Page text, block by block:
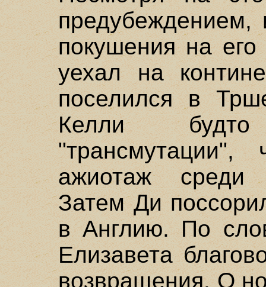
покушения на
уехал на
поселился в
Келли
ажиотаж среди
Затем Ди
в Англию. По
Елизавета
возвращения. О